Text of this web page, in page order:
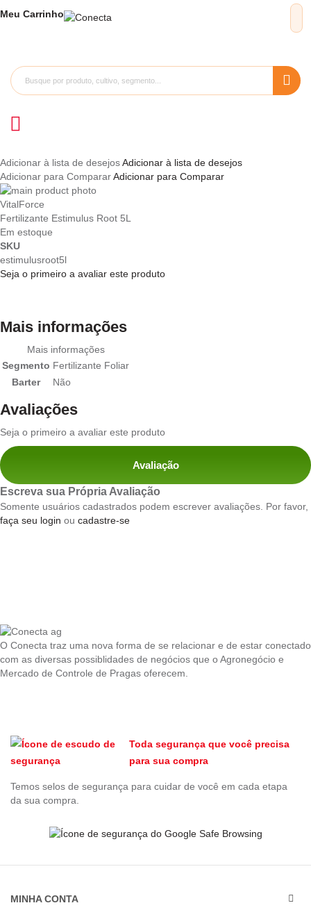
Meu Carrinho
Adicionar à lista de desejosAdicionar à lista de desejos
Adicionar para CompararAdicionar para Comparar
Pular
para
o
final
da
Galeria
de
Saltar
para
o
início
da
Galeria
VitalForce
Fertilizante Estimulus Root 5L
Em estoque
SKU
estimulusroot5l
Seja o primeiro a avaliar este produto
Mais informações
Mais informações
Segmento Fertilizante Foliar
Barter
Não
Avaliações
Seja o primeiro a avaliar este produto
Avaliação
Escreva sua Própria Avaliação
Somente usuários cadastrados podem escrever avaliações. Por favor,
faça seu login ou cadastre-se
O Conecta traz uma nova forma de se relacionar e de estar conectado
com as diversas possiblidades de negócios que o Agronegócio e
Mercado de Controle de Pragas oferecem.
Toda segurança que você precisa
para sua compra
Temos selos de segurança para cuidar de você em cada etapa
da sua compra.
MINHA CONTA